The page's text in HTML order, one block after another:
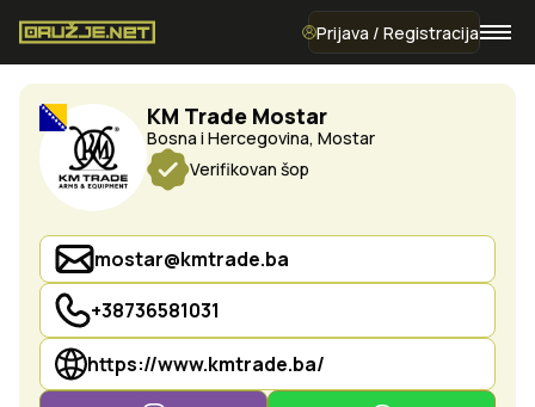
Prijava / Registracija
KM Trade Mostar
Bosna i Hercegovina, Mostar
Verifikovan šop
mostar@kmtrade.ba
+38736581031
https://www.kmtrade.ba/